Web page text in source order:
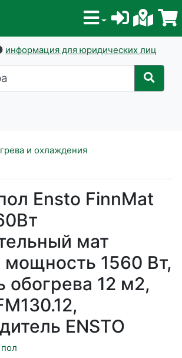
информация для юридических лиц
и охлаждения
Ensto FinnMat
мат
мощность 1560 Вт,
обогрева 12 м2,
ENSTO